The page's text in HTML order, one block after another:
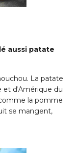
aussi patate
La patate
et d'Amérique du
la pomme
se mangent,